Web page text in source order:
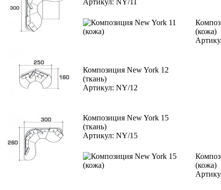
Артикул: NY/11
(кожа)
Композиция New York 12
(ткань)
Артикул: NY/12
Композиция New York 15
(ткань)
Артикул: NY/15
(кожа)